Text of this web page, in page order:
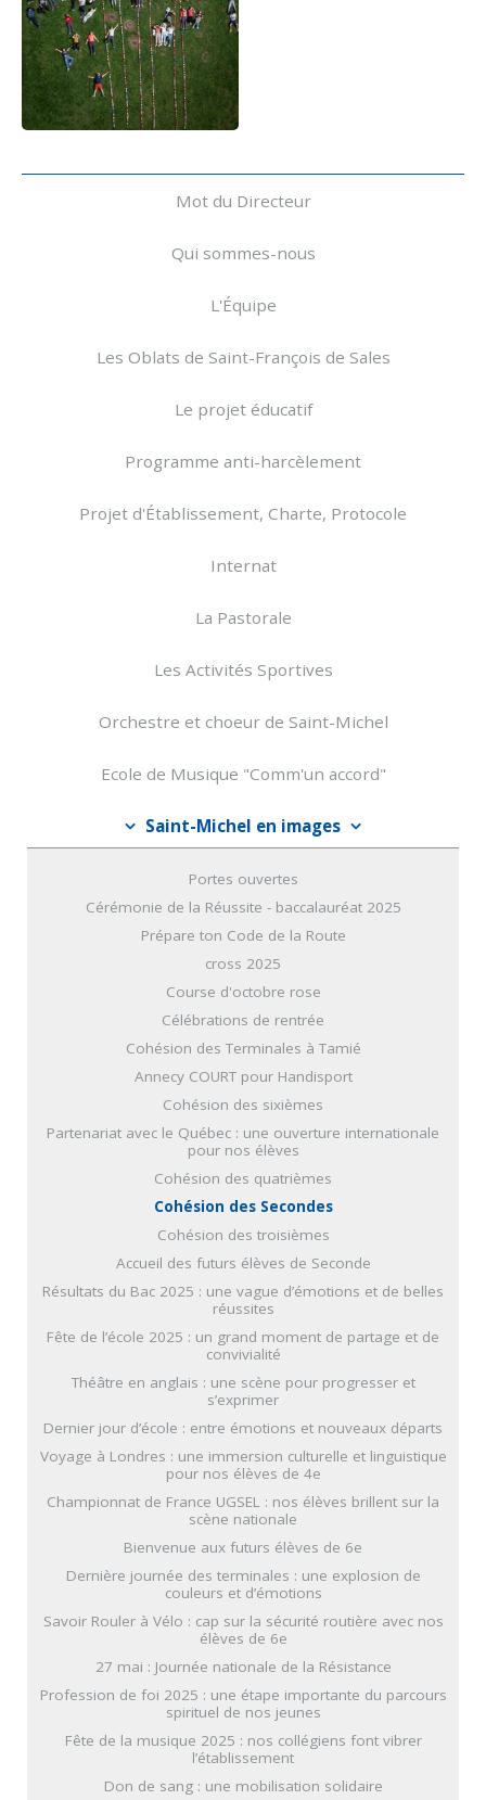
Navigation
Mot du Directeur
Qui sommes-nous
L'Équipe
Les Oblats de Saint-François de Sales
Le projet éducatif
Programme anti-harcèlement
Projet d'Établissement, Charte, Protocole
Internat
La Pastorale
Les Activités Sportives
Orchestre et choeur de Saint-Michel
Ecole de Musique "Comm'un accord"
Saint-Michel en images
Portes ouvertes
Cérémonie de la Réussite - baccalauréat 2025
Prépare ton Code de la Route
cross 2025
Course d'octobre rose
Célébrations de rentrée
Cohésion des Terminales à Tamié
Annecy COURT pour Handisport
Cohésion des sixièmes
Partenariat avec le Québec : une ouverture internationale
pour nos élèves
Cohésion des quatrièmes
Cohésion des Secondes
Cohésion des troisièmes
Accueil des futurs élèves de Seconde
Résultats du Bac 2025 : une vague d’émotions et de belles
réussites
Fête de l’école 2025 : un grand moment de partage et de
convivialité
Théâtre en anglais : une scène pour progresser et
s’exprimer
Dernier jour d’école : entre émotions et nouveaux départs
Voyage à Londres : une immersion culturelle et linguistique
pour nos élèves de 4e
Championnat de France UGSEL : nos élèves brillent sur la
scène nationale
Bienvenue aux futurs élèves de 6e
Dernière journée des terminales : une explosion de
couleurs et d’émotions
Savoir Rouler à Vélo : cap sur la sécurité routière avec nos
élèves de 6e
27 mai : Journée nationale de la Résistance
Profession de foi 2025 : une étape importante du parcours
spirituel de nos jeunes
Fête de la musique 2025 : nos collégiens font vibrer
l’établissement
Don de sang : une mobilisation solidaire